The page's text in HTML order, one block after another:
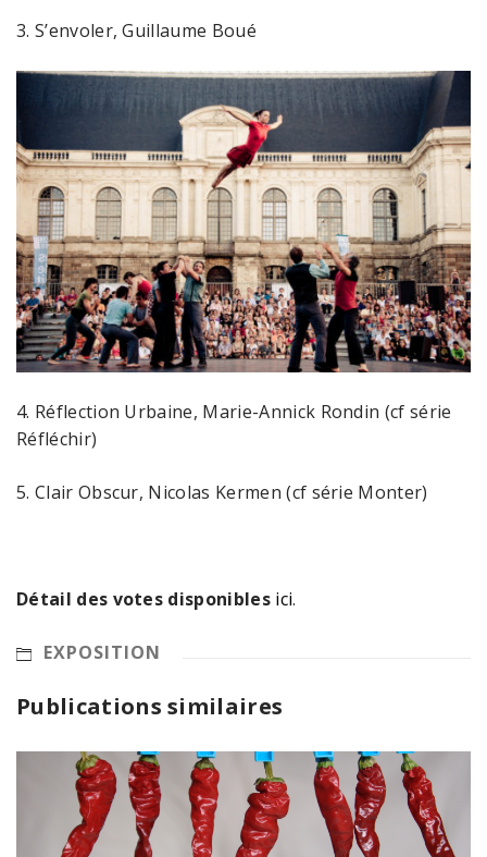
3. S’envoler, Guillaume Boué
4. Réflection Urbaine, Marie-Annick Rondin (cf série
Réfléchir)
5. Clair Obscur, Nicolas Kermen (cf série Monter)
Détail des votes disponibles ici.
EXPOSITION
Publications similaires